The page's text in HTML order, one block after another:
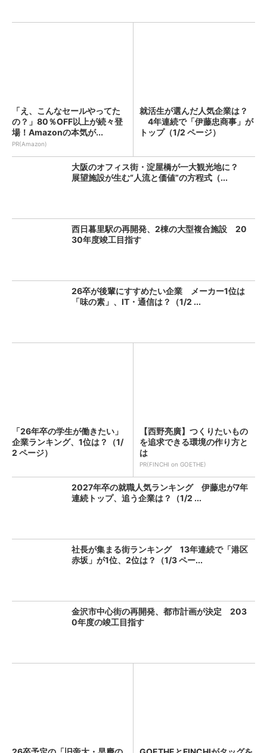
「え、こんなセールやってた
の？」80％OFF以上が続々登
場！Amazonの本気が...
PR(Amazon)
就活生が選んだ人気企業は？
4年連続で「伊藤忠商事」が
トップ（1/2 ページ）
大阪のオフィス街・淀屋橋が一大観光地に？
展望施設が生む“人流と価値”の方程式（...
西日暮里駅の再開発、2棟の大型複合施設 20
30年度竣工目指す
26卒が後輩にすすめたい企業 メーカー1位は
「味の素」、IT・通信は？（1/2 ...
「26年卒の学生が働きたい」
企業ランキング、1位は？（1/
2 ページ）
【西野亮廣】つくりたいもの
を追求できる環境の作り方と
は
PR(FINCHI on GOETHE)
2027年卒の就職人気ランキング 伊藤忠が7年
連続トップ、追う企業は？（1/2 ...
社長が集まる街ランキング 13年連続で「港区
赤坂」が1位、2位は？（1/3 ペー...
金沢市中心街の再開発、都市計画が決定 203
0年度の竣工目指す